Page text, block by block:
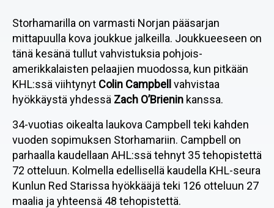
Storhamarilla on varmasti Norjan pääsarjan
mittapuulla kova joukkue jalkeilla. Joukkueeseen on
tänä kesänä tullut vahvistuksia pohjois-
amerikkalaisten pelaajien muodossa, kun pitkään
KHL:ssä viihtynyt Colin Campbell vahvistaa
hyökkäystä yhdessä Zach O’Brienin kanssa.
34-vuotias oikealta laukova Campbell teki kahden
vuoden sopimuksen Storhamariin. Campbell on
parhaalla kaudellaan AHL:ssä tehnyt 35 tehopistettä
72 otteluun. Kolmella edellisellä kaudella KHL-seura
Kunlun Red Starissa hyökkääjä teki 126 otteluun 27
maalia ja yhteensä 48 tehopistettä.